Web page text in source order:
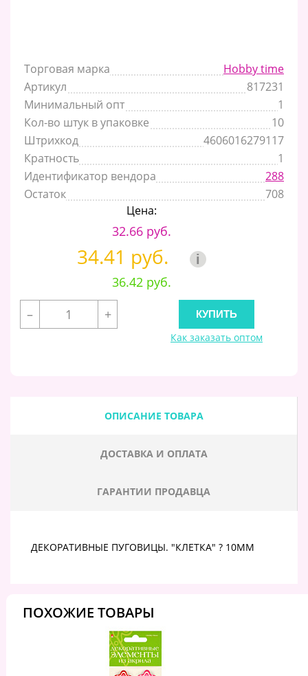
Торговая марка
Hobby time
Артикул
817231
Минимальный опт
1
Кол-во штук в упаковке
10
Штрихкод
4606016279117
Кратность
1
Идентификатор вендора
288
Остаток
708
Цена:
32.66 руб.
34.41 руб. i
36.42 руб.
–
+
Как заказать оптом
ОПИСАНИЕ ТОВАРА
ДОСТАВКА И ОПЛАТА
ГАРАНТИИ ПРОДАВЦА
ДЕКОРАТИВНЫЕ ПУГОВИЦЫ. "КЛЕТКА" ? 10ММ
ПОХОЖИЕ ТОВАРЫ